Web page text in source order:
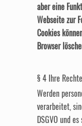
aber eine
Webseite zur
Cookies
Browser
§ 4 Ihre
Werden
verarbeitet,
DSGVO und